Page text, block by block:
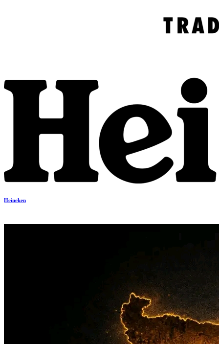
Heineken